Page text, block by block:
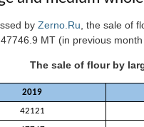
by Zerno.Ru , the sale of
MT (in previous
The sale of flour by
2019
42121